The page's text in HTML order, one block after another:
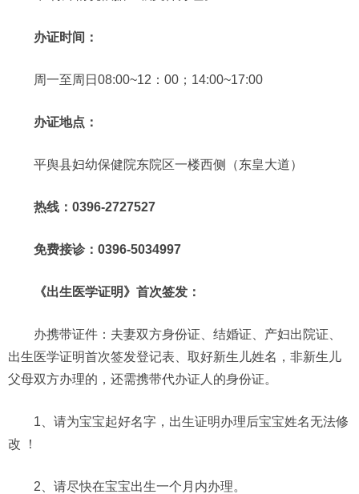
办证时间：
周一至周日08:00~12：00；14:00~17:00
办证地点：
平舆县妇幼保健院东院区一楼西侧（东皇大道）
热线：0396-2727527
免费接诊：0396-5034997
《出生医学证明》首次签发：
办携带证件：夫妻双方身份证、结婚证、产妇出院证、
出生医学证明首次签发登记表、取好新生儿姓名，非新生儿
父母双方办理的，还需携带代办证人的身份证。
1、请为宝宝起好名字，出生证明办理后宝宝姓名无法修
改 ！
2、请尽快在宝宝出生一个月内办理。